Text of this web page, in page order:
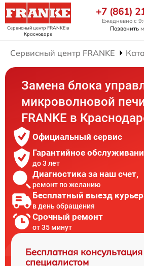
Сервисный центр FRANKEв
Краснодаре
+7 (861)
Ежедневно с
Позвонить
Сервисный центр FRANKE
Замена блока
микроволновой
FRANKE в
Официальный сервис
Гарантийное
до 3 лет
Диагностика за наш счет,
ремонт по желанию
Бесплатный выезд
в день обращения
Срочный ремонт
от 35 минут
Бесплатная
специалистом